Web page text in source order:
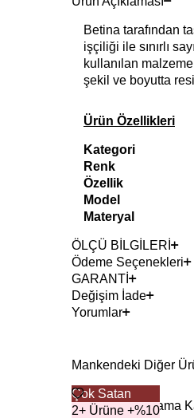
Betina tarafından
işçiliği ile sınırlı
kullanılan
şekil ve boyutta
Ürün Özellikleri
Kategori
Renk
Özellik
Model
Materyal
ÖLÇÜ BİLGİLERİ
Ödeme Seçenekleri
GARANTİ
Değişim İade
Yorumlar
Mankendeki Diğer
Çok Satan
2+ Ürüne +%10
Hero Altın Kaplama